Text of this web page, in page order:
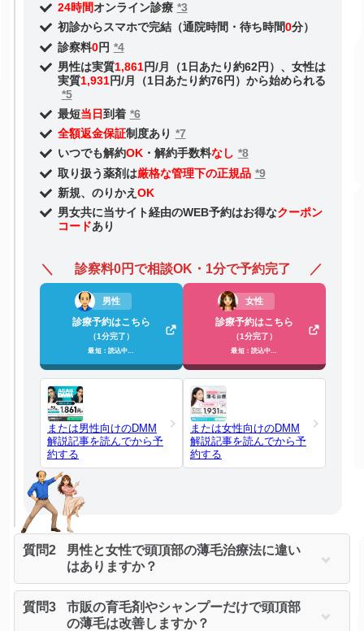
24時間オンライン診療 *3
初診からスマホで完結（通院時間・待ち時間0分）
診察料0円 *4
男性は実質1,861円/月（1日あたり約62円）、女性は
実質1,931円/月（1日あたり約76円）から始められる
*5
最短当日到着 *6
全額返金保証制度あり *7
いつでも解約OK・解約手数料なし *8
取り扱う薬剤は厳格な管理下の正規品 *9
新規、のりかえ OK
男女共に当サイト経由のWEB予約はお得なクーポン
コードあり
診察料0円で相談OK・1分で予約完了
男性
診療予約はこちら
（1分完了）
最短：読込中…
または男性向けのDMM
解説記事を読んでから予
約する
女性
診療予約はこちら
（1分完了）
最短：読込中…
または女性向けのDMM
解説記事を読んでから予
約する
質問2
男性と女性で頭頂部の薄毛治療法に違い
はありますか？
質問3
市販の育毛剤やシャンプーだけで頭頂部
の薄毛は改善しますか？